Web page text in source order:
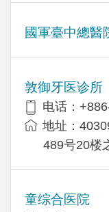
國軍臺中總醫
敦御牙医诊所
电话：
地址：
489号20楼
童综合医院